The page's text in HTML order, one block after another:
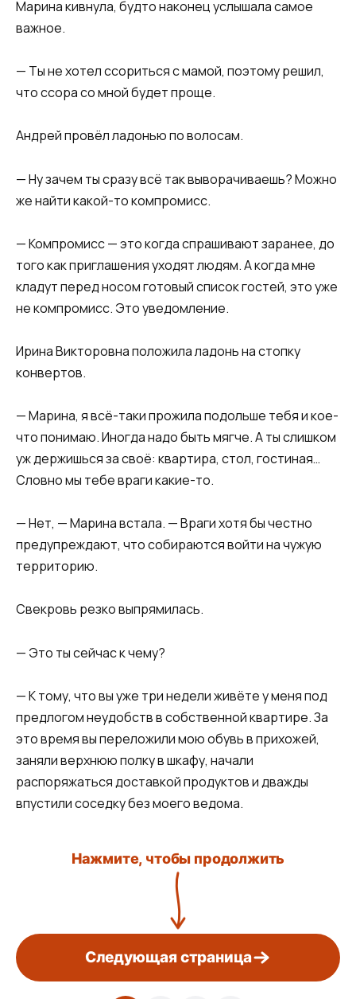
Марина кивнула, будто наконец услышала самое
важное.
— Ты не хотел ссориться с мамой, поэтому решил,
что ссора со мной будет проще.
Андрей провёл ладонью по волосам.
— Ну зачем ты сразу всё так выворачиваешь? Можно
же найти какой-то компромисс.
— Компромисс — это когда спрашивают заранее, до
того как приглашения уходят людям. А когда мне
кладут перед носом готовый список гостей, это уже
не компромисс. Это уведомление.
Ирина Викторовна положила ладонь на стопку
конвертов.
— Марина, я всё-таки прожила подольше тебя и кое-
что понимаю. Иногда надо быть мягче. А ты слишком
уж держишься за своё: квартира, стол, гостиная…
Словно мы тебе враги какие-то.
— Нет, — Марина встала. — Враги хотя бы честно
предупреждают, что собираются войти на чужую
территорию.
Свекровь резко выпрямилась.
— Это ты сейчас к чему?
— К тому, что вы уже три недели живёте у меня под
предлогом неудобств в собственной квартире. За
это время вы переложили мою обувь в прихожей,
заняли верхнюю полку в шкафу, начали
распоряжаться доставкой продуктов и дважды
впустили соседку без моего ведома.
Нажмите, чтобы продолжить
Следующая страница